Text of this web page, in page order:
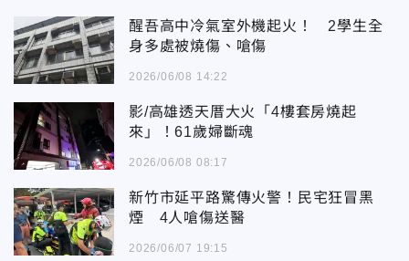
醒吾高中冷氣室外機起火！ 2學生全
身多處被燒傷、嗆傷
2026/06/08 14:22
影/高雄透天厝大火「4樓套房燒起
來」！61歲婦斷魂
2026/06/08 08:17
新竹市延平路驚傳火警！民宅狂冒黑
煙 4人嗆傷送醫
2026/06/07 19:15